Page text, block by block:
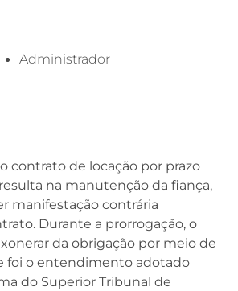
Administrador
contrato de locação por prazo
na manutenção da fiança,
manifestação contrária
Durante a prorrogação, o
da obrigação por meio de
foi o entendimento adotado
do Superior Tribunal de